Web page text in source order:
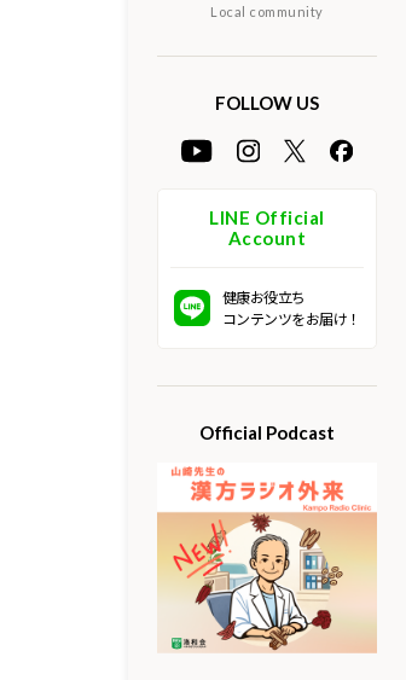
Local community
FOLLOW US
LINE Official
Account
健康お役立ち
コンテンツをお届け！
Official Podcast